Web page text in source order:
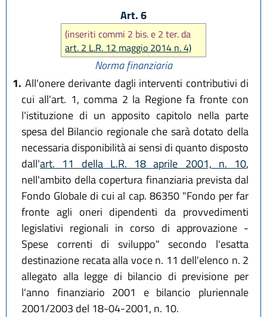
Art. 6
(inseriti commi 2 bis. e 2 ter. da
art. 2 L.R. 12 maggio 2014 n. 4)
Norma finanziaria
1. All'onere derivante dagli interventi contributivi di
cui all'art. 1, comma 2 la Regione fa fronte con
l'istituzione di un apposito capitolo nella parte
spesa del Bilancio regionale che sarà dotato della
necessaria disponibilità ai sensi di quanto disposto
dall'art. 11 della L.R. 18 aprile 2001, n. 10,
nell'ambito della copertura finanziaria prevista dal
Fondo Globale di cui al cap. 86350 "Fondo per far
fronte agli oneri dipendenti da provvedimenti
legislativi regionali in corso di approvazione -
Spese correnti di sviluppo" secondo l'esatta
destinazione recata alla voce n. 11 dell'elenco n. 2
allegato alla legge di bilancio di previsione per
l'anno finanziario 2001 e bilancio pluriennale
2001/2003 del 18-04-2001, n. 10.